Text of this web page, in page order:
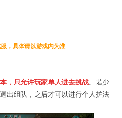
，具体请以游戏内为准
，只允许玩家单人进去挑战。若少
出组队，之后才可以进行个人护法